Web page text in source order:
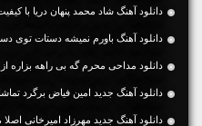
دانلود آهنگ شاد محمد پنهان دریا با کیفیت 128 و
دانلود آهنگ باورم نمیشه دستات توی
دانلود مداحی محرم گه بی راهه بزاره
دانلود آهنگ جديد امین فیاض برگرد
دانلود آهنگ جديد مهرزاد امیرخانی اصلا مگه میشه با 2